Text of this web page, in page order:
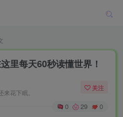
里每天60秒读懂世界！
花下眠。
关注
0 29 0